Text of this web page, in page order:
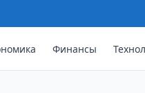
Финансы